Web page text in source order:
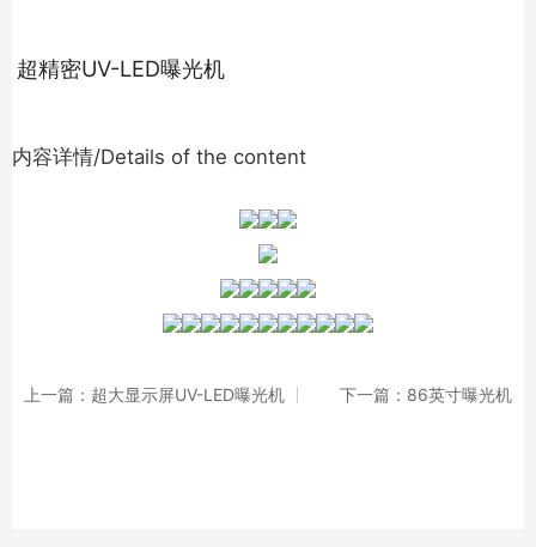
超精密UV-LED曝光机
内容详情/Details of the content
上一篇：超大显示屏UV-LED曝光机 下一篇：86英寸曝光机